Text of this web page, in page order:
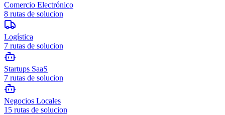
Comercio Electrónico
8 rutas de solucion
Logística
7 rutas de solucion
Startups SaaS
7 rutas de solucion
Negocios Locales
15 rutas de solucion